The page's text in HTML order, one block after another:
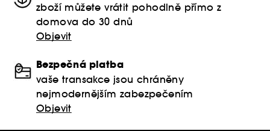
zboží můžete vrátit pohodlně přímo z
domova do 30 dnů
Objevit
Bezpečná platba
vaše transakce jsou chráněny
nejmodernějším zabezpečením
Objevit